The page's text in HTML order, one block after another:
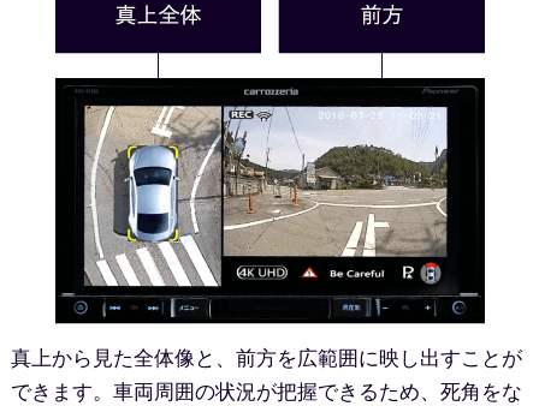
真上から見た全体像と、前方を広範囲に映し出すことが
できます。車両周囲の状況が把握できるため、死角をな